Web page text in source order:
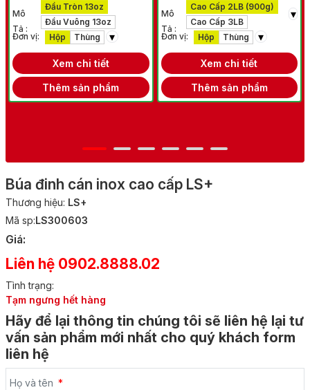
Mô
Tả :
Đầu Tròn 13oz
Đầu Vuông 13oz
Đơn vị:
Hộp Thùng ▾
Xem chi tiết
Thêm sản phẩm
Mô
Tả :
Cao Cấp 2LB (900g)
Cao Cấp 3LB
▾
Đơn vị: Hộp Thùng ▾
Xem chi tiết
Thêm sản phẩm
Búa đinh cán inox cao cấp LS+
Thương hiệu: LS+
Mã sp:LS300603
Giá:
Liên hệ 0902.8888.02
Tình trạng:
Tạm ngưng hết hàng
Hãy để lại thông tin chúng tôi sẽ liên hệ lại tư
vấn sản phẩm mới nhất cho quý khách form
liên hệ
Họ và tên